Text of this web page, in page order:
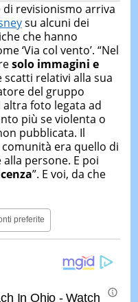
di revisionismo arriva
su alcuni dei
che hanno
‘Via col vento’. “Nel
solo immagini e
scatti relativi alla sua
del gruppo
altra foto legata ad
più se violenta o
pubblicata. Il
era quello di
persone. E poi
”. E voi, da che
preferite